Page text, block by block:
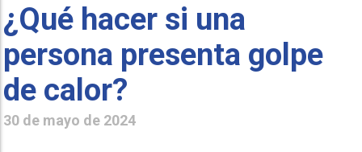
¿Qué hacer si una
persona presenta golpe
de calor?
30 de mayo de 2024